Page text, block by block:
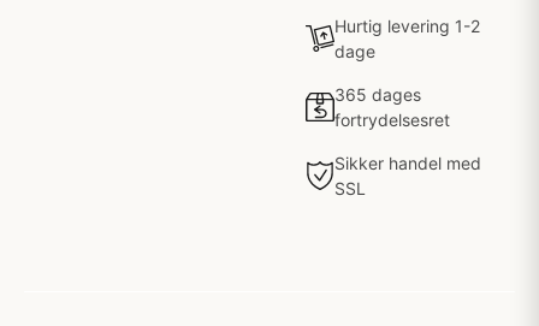
Hurtig levering 1-2
dage
365 dages
fortrydelsesret
Sikker handel med
SSL